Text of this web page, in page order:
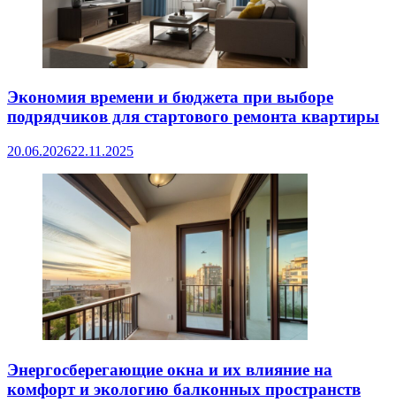
Экономия времени и бюджета при выборе
подрядчиков для стартового ремонта квартиры
20.06.202622.11.2025
Энергосберегающие окна и их влияние на
комфорт и экологию балконных пространств